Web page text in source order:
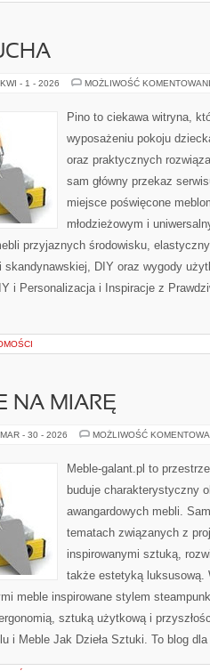
KWI - 1 - 2026 MOŻLIWOŚĆ
Pino to ciekawa witryna,
wyposażeniu pokoju
oraz praktycznych
sam główny przekaz
miejsce poświęcone
młodzieżowym i
przyjaznych środowisku,
skandynawskiej, DIY oraz wygody
i Personalizacja i Inspiracje z
NA MIARĘ
MAR - 30 - 2026 MOŻLIWOŚĆ
Meble-galant.pl to
buduje charakterystyczny
awangardowych mebli.
tematach związanych z
inspirowanymi sztuką,
także estetyką luksusową.
meble inspirowane stylem
sztuką użytkową i
i Meble Jak Dzieła Sztuki. To blog